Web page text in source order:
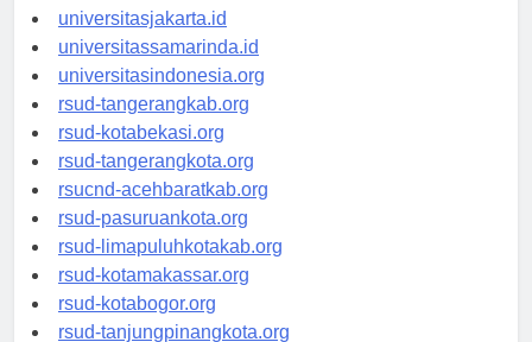
universitassalor.id
universitasjakarta.id
universitassamarinda.id
universitasindonesia.org
rsud-tangerangkab.org
rsud-kotabekasi.org
rsud-tangerangkota.org
rsucnd-acehbaratkab.org
rsud-pasuruankota.org
rsud-limapuluhkotakab.org
rsud-kotamakassar.org
rsud-kotabogor.org